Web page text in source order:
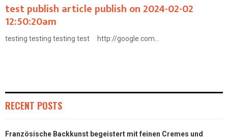
test publish article publish on 2024-02-02
12:50:20am
testing testing testing test http://google.com...
RECENT POSTS
Französische Backkunst begeistert mit feinen Cremes und